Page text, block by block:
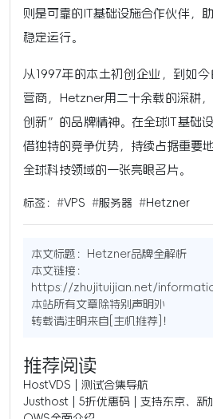
则是可靠的IT基础设施合作伙伴，
稳定运行。
从1997年的本土初创企业，到如
营商，Hetzner用二十余载的深耕
创新”的品牌精神。在全球IT基础
借独特的竞争优势，持续占据重要
全球科技领域的一张亮眼名片。
标签： #VPS #服务器 #Hetzner
本文标题： Hetzner品牌全解析
本文链接：
https://zhujituijian.net/
本站所有文章除特别声明外
转载请注明来自[ 主机推荐 ]！
推荐阅读
HostVDS | 测试合集导航
Justhost | 5折优惠码 | 支持东京、新